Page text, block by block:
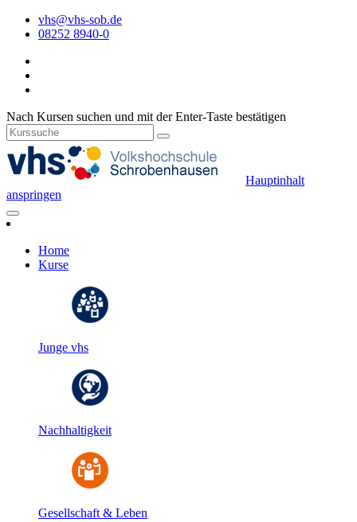
vhs@vhs-sob.de
08252 8940-0
Nach Kursen suchen und mit der Enter-Taste bestätigen
Hauptinhalt
anspringen
Home
Kurse
Junge vhs
Nachhaltigkeit
Gesellschaft & Leben